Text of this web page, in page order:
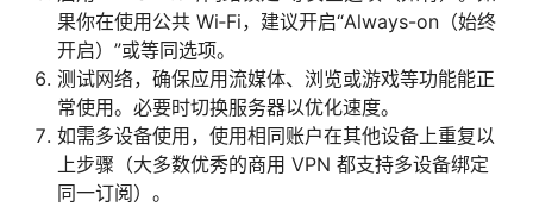
果你在使用公共 Wi‑Fi，建议开启“Always-on（始终
开启）”或等同选项。
测试网络，确保应用流媒体、浏览或游戏等功能能正
常使用。必要时切换服务器以优化速度。
如需多设备使用，使用相同账户在其他设备上重复以
上步骤（大多数优秀的商用 VPN 都支持多设备绑定
同一订阅）。